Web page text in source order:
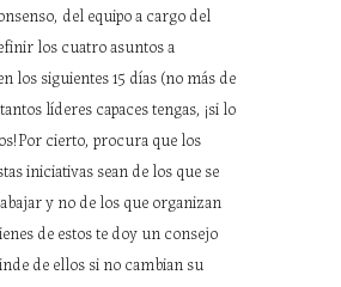
del equipo a cargo del
los cuatro asuntos a
los siguientes 15 días (no más de
líderes capaces tengas, ¡si lo
cierto, procura que los
iniciativas sean de los que se
y no de los que organizan
de estos te doy un consejo
de ellos si no cambian su